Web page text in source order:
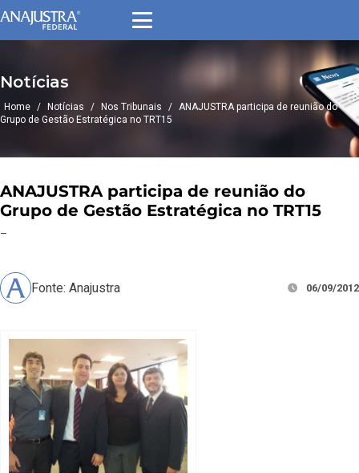
Notícias
Home / Notícias / Nos Tribunais / ANAJUSTRA participa de reunião do
Grupo de Gestão Estratégica no TRT15
ANAJUSTRA participa de reunião do
Grupo de Gestão Estratégica no TRT15
–
Fonte: Anajustra 06/09/2012